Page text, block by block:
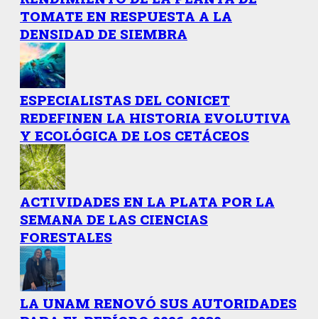
TOMATE EN RESPUESTA A LA
DENSIDAD DE SIEMBRA
ESPECIALISTAS DEL CONICET
REDEFINEN LA HISTORIA EVOLUTIVA
Y ECOLÓGICA DE LOS CETÁCEOS
ACTIVIDADES EN LA PLATA POR LA
SEMANA DE LAS CIENCIAS
FORESTALES
LA UNAM RENOVÓ SUS AUTORIDADES